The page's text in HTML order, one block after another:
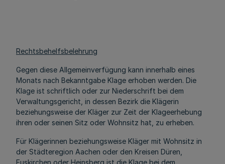
Rechtsbehelfsbelehrung
Gegen diese Allgemeinverfügung kann innerhalb eines
Monats nach Bekanntgabe Klage erhoben werden. Die
Klage ist schriftlich oder zur Niederschrift bei dem
Verwaltungsgericht, in dessen Bezirk die Klägerin
beziehungsweise der Kläger zur Zeit der Klageerhebung
ihren oder seinen Sitz oder Wohnsitz hat, zu erheben.
Für Klägerinnen beziehungsweise Kläger mit Wohnsitz in
der Städteregion Aachen oder den Kreisen Düren,
Euskirchen oder Heinsberg ist die Klage bei dem